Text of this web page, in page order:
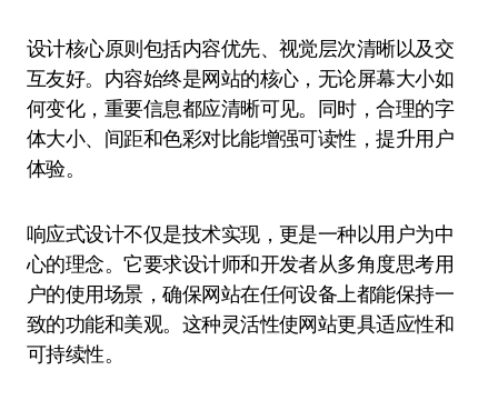
设计核心原则包括内容优先、视觉层次清晰以及交
互友好。内容始终是网站的核心，无论屏幕大小如
何变化，重要信息都应清晰可见。同时，合理的字
体大小、间距和色彩对比能增强可读性，提升用户
体验。
响应式设计不仅是技术实现，更是一种以用户为中
心的理念。它要求设计师和开发者从多角度思考用
户的使用场景，确保网站在任何设备上都能保持一
致的功能和美观。这种灵活性使网站更具适应性和
可持续性。